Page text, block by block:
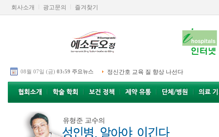
회사소개 광고문의 즐겨찾기
08월 07일 (금) 03:59 주요뉴스 정신간호 교육 질 향상 나선다